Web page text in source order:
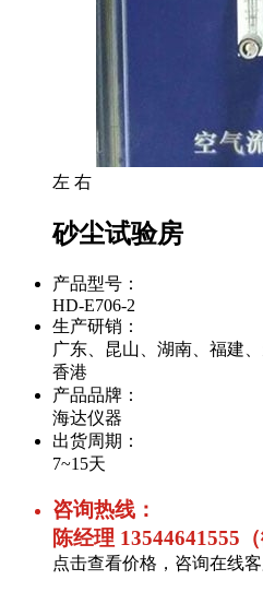
左 右
砂尘试验房
产品型号：
HD-E706-2
生产研销：
广东、昆山、湖南、福建
香港
产品品牌：
海达仪器
出货周期：
7~15天
咨询热线：
陈经理 13544641555（
点击查看价格，咨询在线